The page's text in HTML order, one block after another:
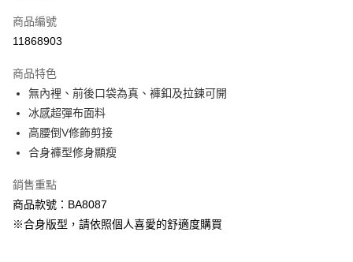
萊爾富取貨付款
付款後萊爾富取貨
每筆NT$60，滿NT$1,000(含以上)免運費
7-11取貨付款
每筆NT$60，滿NT$1,000(含以上)免運費
付款後7-11取貨
每筆NT$60，滿NT$1,000(含以上)免運費
商品編號
11868903
商品特色
無內裡、前後口袋為真、褲釦及拉鍊可開
冰感超彈布面料
高腰倒V修飾剪接
合身褲型修身顯瘦
銷售重點
商品款號：BA8087
※合身版型，請依照個人喜愛的舒適度購買